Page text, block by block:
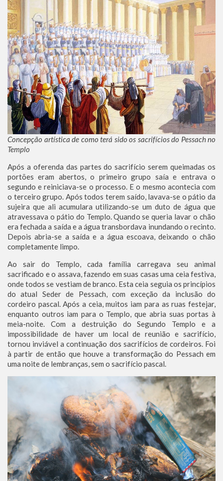
Concepção artística de como terá sido os sacrifícios do Pessach no
Templo
Após a oferenda das partes do sacrifício serem queimadas os
portões eram abertos, o primeiro grupo saía e entrava o
segundo e reiniciava-se o processo. E o mesmo acontecia com
o terceiro grupo. Após todos terem saído, lavava-se o pátio da
sujeira que ali acumulara utilizando-se um duto de água que
atravessava o pátio do Templo. Quando se queria lavar o chão
era fechada a saída e a água transbordava inundando o recinto.
Depois abria-se a saída e a água escoava, deixando o chão
completamente limpo.
Ao sair do Templo, cada família carregava seu animal
sacrificado e o assava, fazendo em suas casas uma ceia festiva,
onde todos se vestiam de branco. Esta ceia seguia os princípios
do atual Seder de Pessach, com exceção da inclusão do
cordeiro pascal. Após a ceia, muitos iam para as ruas festejar,
enquanto outros iam para o Templo, que abria suas portas à
meia-noite. Com a destruição do Segundo Templo e a
impossibilidade de haver um local de reunião e sacrifício,
tornou inviável a continuação dos sacrifícios de cordeiros. Foi
à partir de então que houve a transformação do Pessach em
uma noite de lembranças, sem o sacrifício pascal.